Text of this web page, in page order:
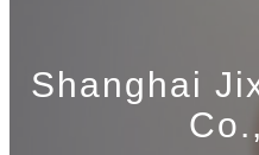
Shanghai